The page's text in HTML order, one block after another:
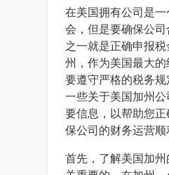
在美国拥有公司是
会，但是要确保公
之一就是正确申报
州，作为美国最大
要遵守严格的税务
一些关于美国加州
要信息，以帮助您
保公司的财务运营顺
首先，了解美国加